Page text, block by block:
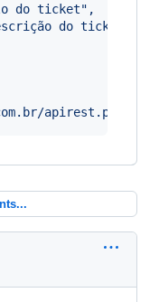
do ticket",
do ticket",
apirest.php/